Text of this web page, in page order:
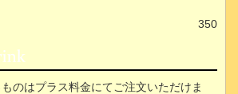
350
のはプラス料金にてご注文いただけま